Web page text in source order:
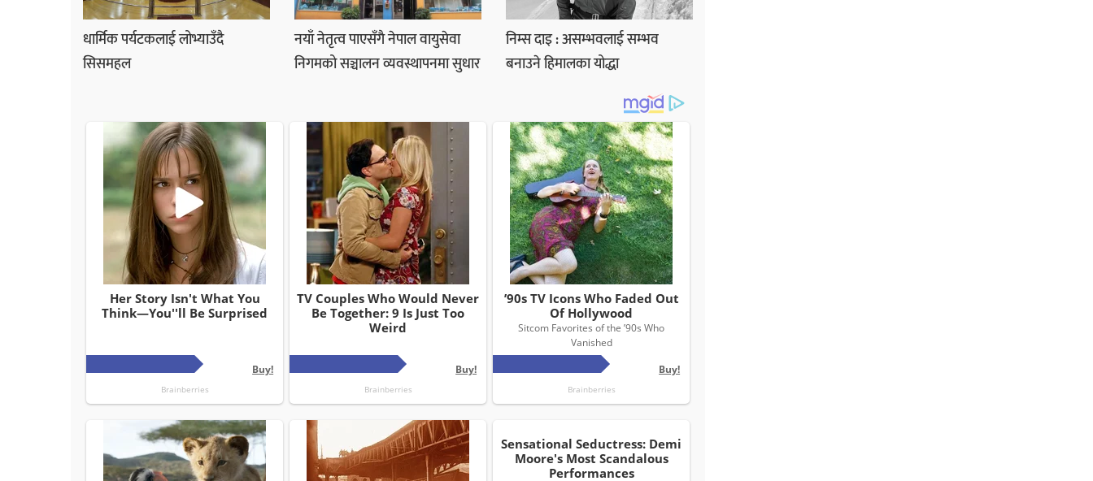
धार्मिक पर्यटकलाई लोभ्याउँदै
सिसमहल
नयाँ नेतृत्व पाएसँगै नेपाल वायुसेवा
निगमको सञ्चालन व्यवस्थापनमा सुधार
निम्स दाइ : असम्भवलाई सम्भव
बनाउने हिमालका योद्धा